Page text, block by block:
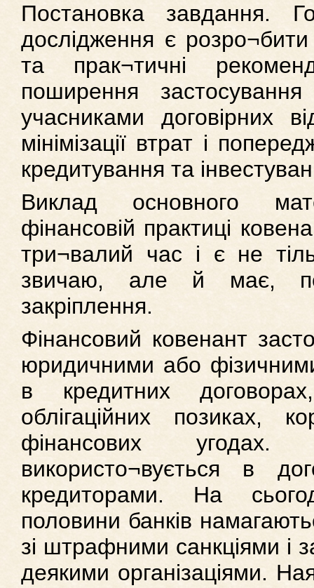
Постановка завдання.
дослідження є розро¬бити
та прак¬тичні
поширення
учасниками договірних
мінімізації втрат і
кредитування та
Виклад основного
фінансовій практиці
три¬валий час і є не
звичаю, але й має,
закріплення.
Фінансовий ковенант
юридичними або
в кредитних
облігаційних позиках,
фінансових
використо¬вується в
кредиторами. На
половини банків
зі штрафними санкціями і
деякими організаціями.